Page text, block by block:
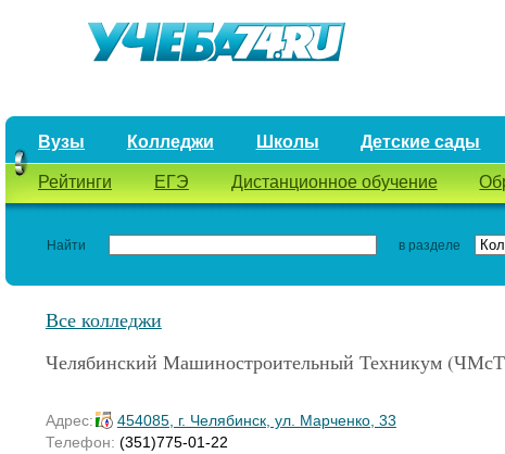
Вузы Колледжи Школы Детские сады
Рейтинги ЕГЭ Дистанционное обучение
Найти в разделе
Все колледжи
Челябинский Машиностроительный Техникум
Адрес:
454085, г. Челябинск, ул. Марченко, 33
Телефон: (351)775-01-22